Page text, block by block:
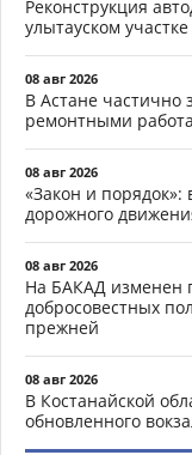
Реконструкция
улытауском
08 авг 2026
В Астане частично
ремонтными
08 авг 2026
«Закон и порядок»:
дорожного
08 авг 2026
На БАКАД изменен
добросовестных
прежней
08 авг 2026
В Костанайской
обновленного